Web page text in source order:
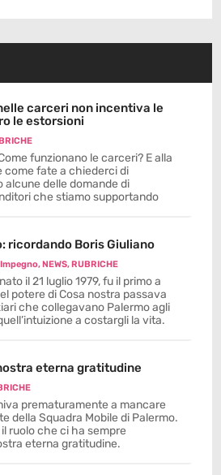
carceri non incentiva le
le estorsioni
funzionano le carceri? E alla
come fate a chiederci di
alcune delle domande di
che stiamo supportando
ricordando Boris Giuliano
,NEWS,RUBRICHE
il 21 luglio 1979, fu il primo a
potere di Cosa nostra passava
che collegavano Palermo agli
a costargli la vita.
eterna gratitudine
prematuramente a mancare
della Squadra Mobile di Palermo.
ruolo che ci ha sempre
eterna gratitudine.